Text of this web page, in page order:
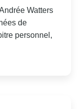
Watters
de
personnel,